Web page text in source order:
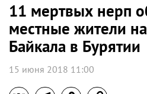
11 мертвых нерп
местные жители
Байкала в Бурятии
15 июня 2018 11:00